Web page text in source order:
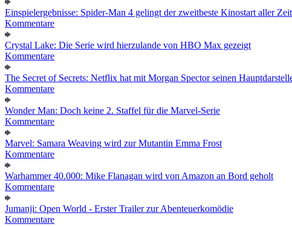
Einspielergebnisse: Spider-Man 4 gelingt der zweitbeste Kinostart aller
Kommentare
Crystal Lake: Die Serie wird hierzulande von HBO Max gezeigt
Kommentare
The Secret of Secrets: Netflix hat mit Morgan Spector seinen
Kommentare
Wonder Man: Doch keine 2. Staffel für die Marvel-Serie
Kommentare
Marvel: Samara Weaving wird zur Mutantin Emma Frost
Kommentare
Warhammer 40.000: Mike Flanagan wird von Amazon an Bord geholt
Kommentare
Jumanji: Open World - Erster Trailer zur Abenteuerkomödie
Kommentare